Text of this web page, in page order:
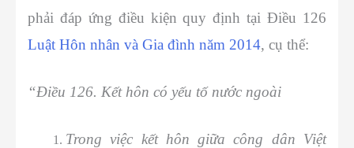
phải đáp ứng điều kiện quy định tại Điều 126
Luật Hôn nhân và Gia đình năm 2014, cụ thể:
“Điều 126. Kết hôn có yếu tố nước ngoài
Trong việc kết hôn giữa công dân Việt